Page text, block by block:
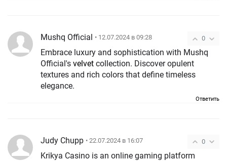
0
Mushq Official • 12.07.2024 в 09:28
Embrace luxury and sophistication with Mushq
Official's velvet collection. Discover opulent
textures and rich colors that define timeless
elegance.
Ответить
0
Judy Chupp • 22.07.2024 в 16:07
Krikya Casino is an online gaming platform